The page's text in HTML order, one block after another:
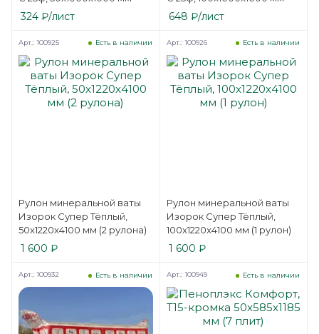
324 ₽/лист 648 ₽/лист
Рулон минеральной ваты
Изорок Супер Тёплый,
50x1220x4100 мм (2 рулона)
Есть в наличии
Арт.: 100925
1 600 ₽
Рулон минеральной ваты
Изорок Супер Тёплый,
100x1220x4100 мм (1 рулон)
Есть в наличии
Арт.: 100926
1 600 ₽
Есть в наличии
Арт.: 100932 Есть в наличии
Арт.: 100949